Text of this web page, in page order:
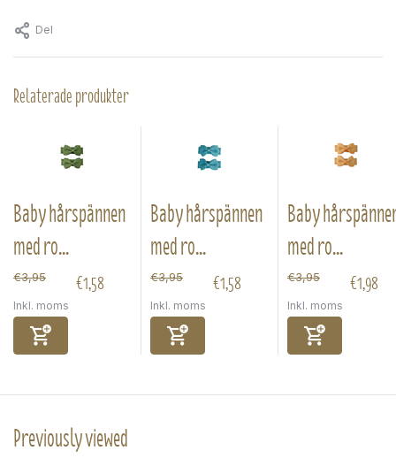
Del
Relaterade produkter
Baby hårspännen
med ro...
€3,95 €1,58
Inkl. moms
Baby hårspännen
med ro...
€3,95 €1,58
Inkl. moms
Baby
med ro...
€3,95 €1,98
Inkl. moms
Previously viewed